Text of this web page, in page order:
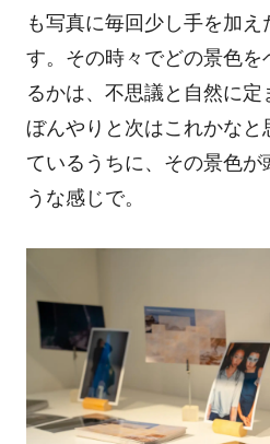
も写真に毎回少し手を加え
す。 その時々でどの景色
るかは、不思議と自然に定
ぼんやりと次はこれかなと
ているうちに、その景色が
うな感じで。